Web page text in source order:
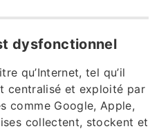
dysfonctionnel
qu’Internet, tel qu’il
centralisé et exploité par
comme Google, Apple,
collectent, stockent et